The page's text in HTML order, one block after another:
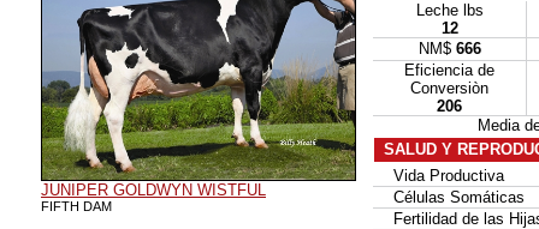
JUNIPER GOLDWYN WISTFUL
FIFTH DAM
Leche lbs
12
NM$ 666
Eficiencia de
Conversiòn
206
Media
SALUD Y
Vida Productiva
Células Somáticas
Fertilidad de las